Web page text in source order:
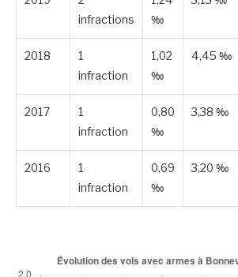
infractions
‰
2018
1
infraction
1,02
‰
4,45 ‰
2017
1
infraction
0,80
‰
3,38 ‰
2016
1
infraction
0,69
‰
3,20 ‰